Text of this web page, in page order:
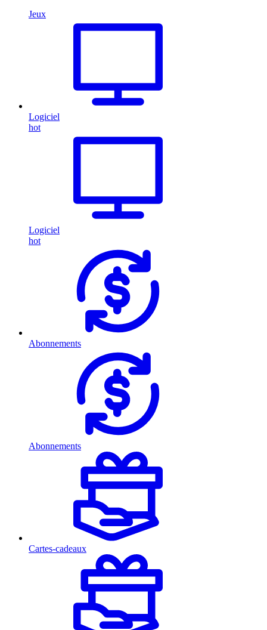
Jeux
Logiciel
hot
Logiciel
hot
Abonnements
Abonnements
Cartes-cadeaux